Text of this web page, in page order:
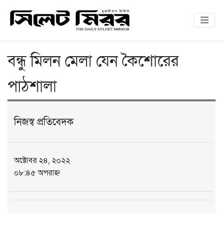
বন্ধু মিলন মেলা যেন কৈশোরের
পাঠশালা
নিজস্ব প্রতিবেদক
অক্টোবর ২৪, ২০২২
০৮:৪৫ অপরাহ্ন